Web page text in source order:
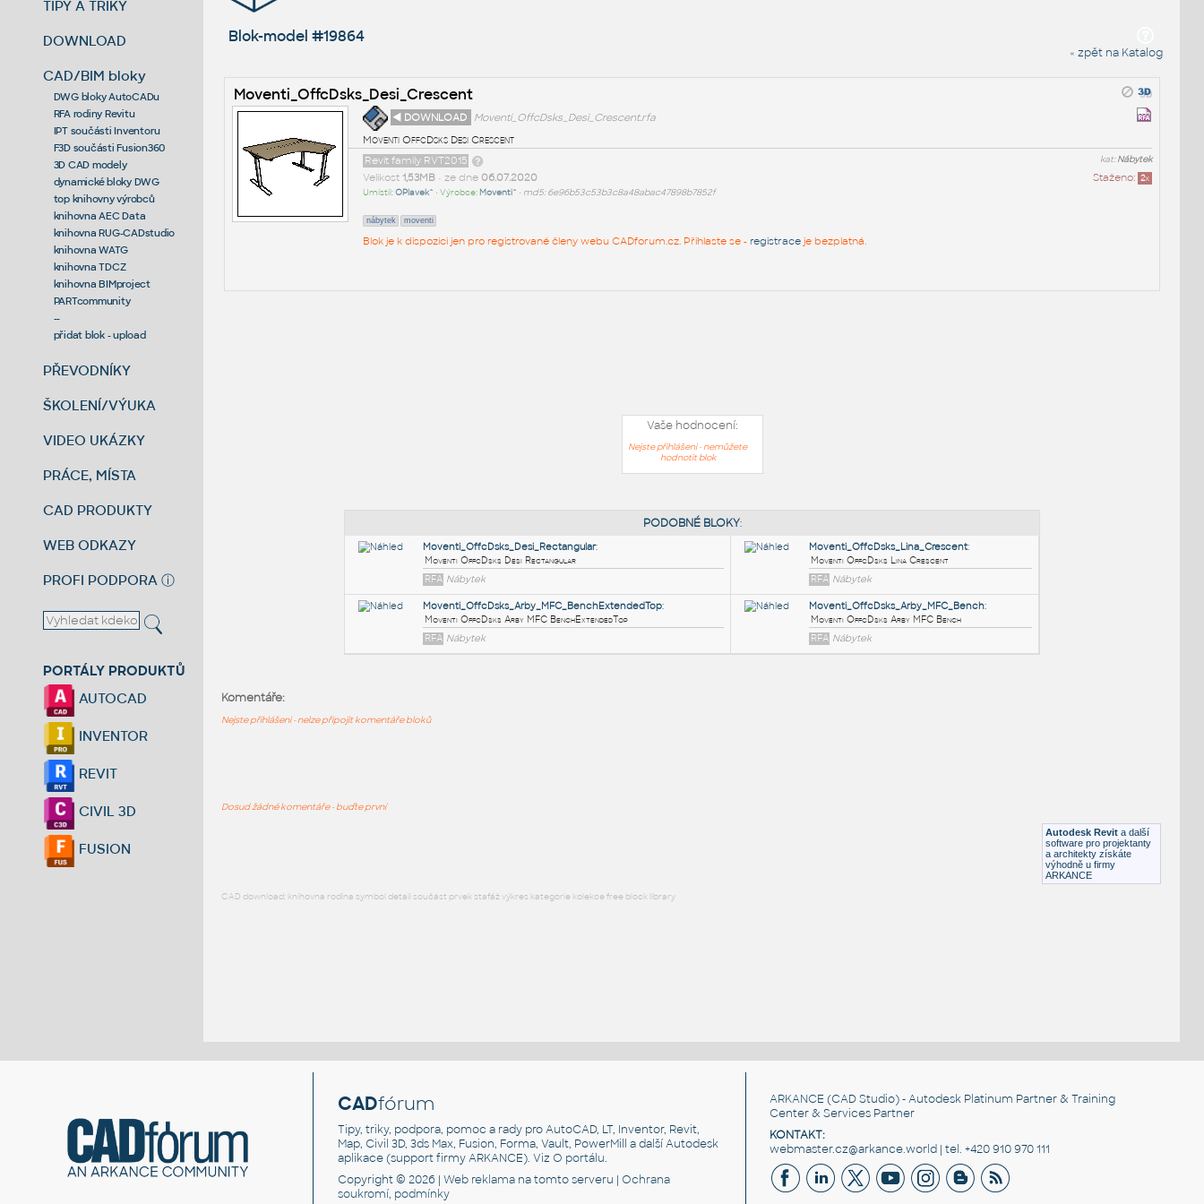
TIPY A TRIKY
DOWNLOAD
CAD/BIM bloky
DWG bloky AutoCADu
RFA rodiny Revitu
IPT součásti Inventoru
F3D součásti Fusion360
3D CAD modely
dynamické bloky DWG
top knihovny výrobců
knihovna AEC Data
knihovna RUG-CADstudio
knihovna WATG
knihovna TDCZ
knihovna BIMproject
PARTcommunity
--
přidat blok - upload
PŘEVODNÍKY
ŠKOLENÍ/VÝUKA
VIDEO UKÁZKY
PRÁCE, MÍSTA
CAD PRODUKTY
WEB ODKAZY
PROFI PODPORA ⓘ
PORTÁLY PRODUKTŮ
AUTOCAD
INVENTOR
REVIT
CIVIL 3D
FUSION
Blok-model #19864
« zpět na Katalog
Moventi_OffcDsks_Desi_Crescent
◄ DOWNLOAD
Moventi_OffcDsks_Desi_Crescent.rfa
Moventi OffcDsks Desi Crescent
kat:Nábytek
Revit family RVT2015
Staženo: 2x
Velikost 1,53MB• ze dne 06.07.2020
Umístil:OPlavek^ • Výrobce: Moventi^ • md5: 6e96b53c53b3c8a48abac47898b7852f
nábytek moventi
Blok je k dispozici jen pro registrované členy webu CADforum.cz. Přihlaste se - registraceje bezplatná.
Vaše hodnocení:
Nejste přihlášeni - nemůžete
hodnotit blok
Autodesk Revit a další
software pro projektanty
a architekty získáte
výhodně u firmy
ARKANCE
Komentáře:
Nejste přihlášeni - nelze připojit komentáře bloků
Dosud žádné komentáře - buďte první
CAD download: knihovna rodina symbol detail součást prvek stafáž výkres kategorie kolekce free block library
CADfórum
Tipy, triky, podpora, pomoc a rady pro AutoCAD, LT, Inventor, Revit,
Map, Civil 3D, 3ds Max, Fusion, Forma, Vault, PowerMill a další Autodesk
aplikace (support firmy ARKANCE). VizO portálu.
Copyright © 2026 |Web reklama na tomto serveru |Ochrana
soukromí, podmínky
ARKANCE (CAD Studio) - Autodesk Platinum Partner & Training
Center & Services Partner
KONTAKT:
webmaster.cz@arkance.world | tel. +420 910 970 111